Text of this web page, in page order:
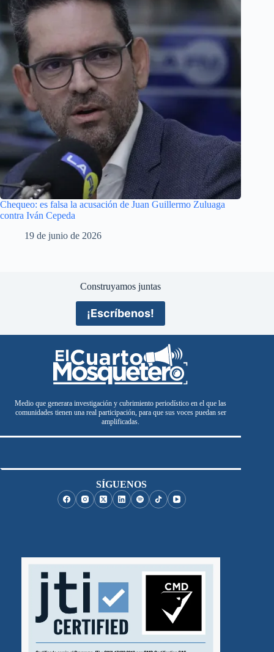
Chequeo: es falsa la acusación de Juan Guillermo Zuluaga
contra Iván Cepeda
19 de junio de 2026
Construyamos juntas
¡Escríbenos!
Medio que generara investigación y cubrimiento periodístico en el que las
comunidades tienen una real participación, para que sus voces puedan ser
amplificadas.
SÍGUENOS